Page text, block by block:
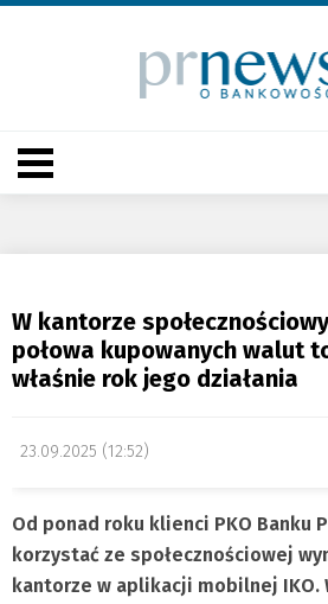
W kantorze
połowa kupowanych walut
właśnie rok jego działania
23.09.2025 (12:52)
Od ponad roku klienci PKO Banku
korzystać ze społecznościowej
kantorze w aplikacji mobilnej IKO.